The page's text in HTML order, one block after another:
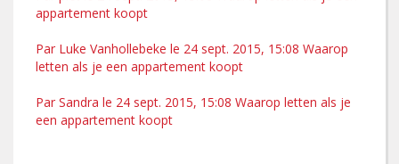
appartement koopt
Par Luke Vanhollebeke le 24 sept. 2015, 15:08 Waarop
letten als je een appartement koopt
Par Sandra le 24 sept. 2015, 15:08 Waarop letten als je
een appartement koopt